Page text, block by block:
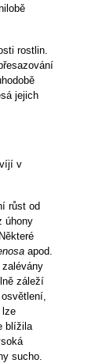
rostlin.
jejich
v
růst od
úhony
apod.
záleží
lze
blížila
sucho.